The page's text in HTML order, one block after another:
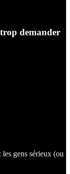
demander
gens sérieux (ou